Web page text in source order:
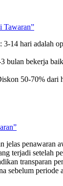
Tawaran”
: 3-14 hari adalah
bulan bekerja
50-70% dari
jelas penawaran
terjadi setelah
transparan
sebelum periode